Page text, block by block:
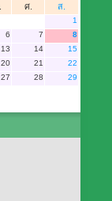
ศ. ส.
1
6 7
8
13 14
15
20 21
22
27 28
29